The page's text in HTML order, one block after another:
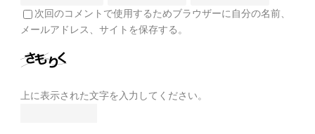
次回のコメントで使用するためブラウザーに自分の名前、
メールアドレス、サイトを保存する。
上に表示された文字を入力してください。